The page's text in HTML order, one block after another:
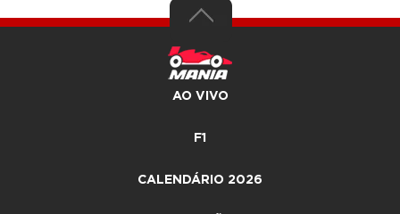
AO VIVO
F1
CALENDÁRIO 2026